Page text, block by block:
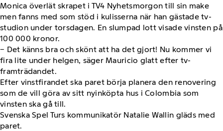
Monica överlät skrapet i TV4 Nyhetsmorgon till sin make
men fanns med som stöd i kulisserna när han gästade tv-
studion under torsdagen. En slumpad lott visade vinsten på
100 000 kronor.
− Det känns bra och skönt att ha det gjort! Nu kommer vi
fira lite under helgen, säger Mauricio glatt efter tv-
framträdandet.
Efter vinstfirandet ska paret börja planera den renovering
som de vill göra av sitt nyinköpta hus i Colombia som
vinsten ska gå till.
Svenska Spel Turs kommunikatör Natalie Wallin gläds med
paret.